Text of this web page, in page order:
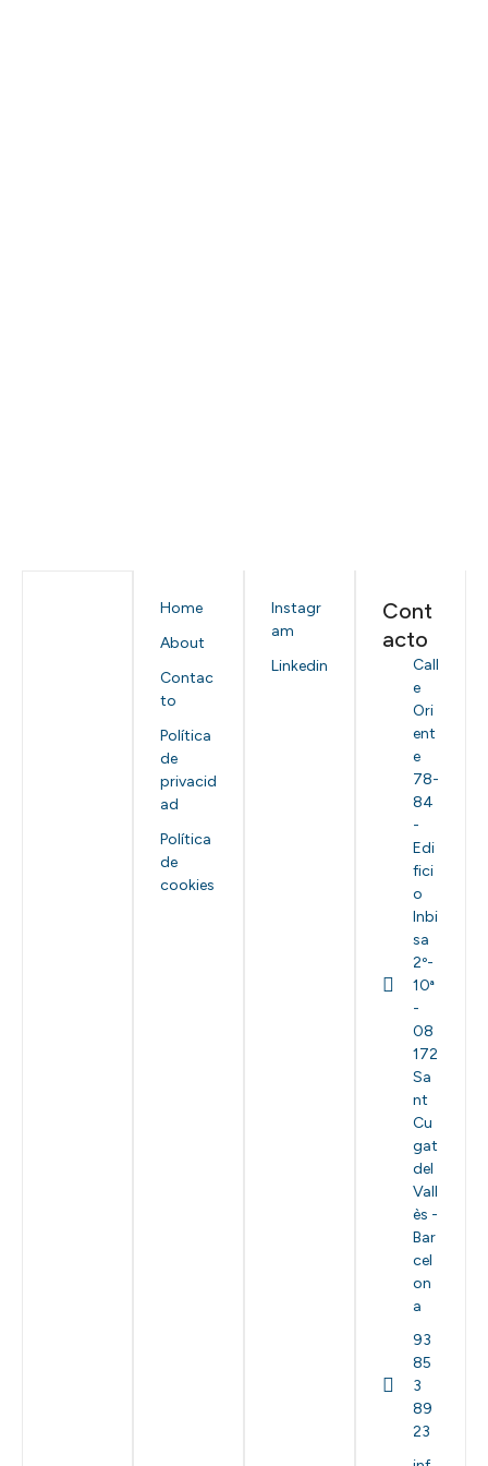
Home
About
Contac
to
Política
de
privacid
ad
Política
de
cookies
Instagr
am
Linkedin
Cont
acto
Call
e
Ori
ent
e
78-
84
-
Edi
fici
o
Inbi
sa
2º-
10ª
-
08
172
Sa
nt
Cu
gat
del
Vall
ès -
Bar
cel
on
a
93
85
3
89
23